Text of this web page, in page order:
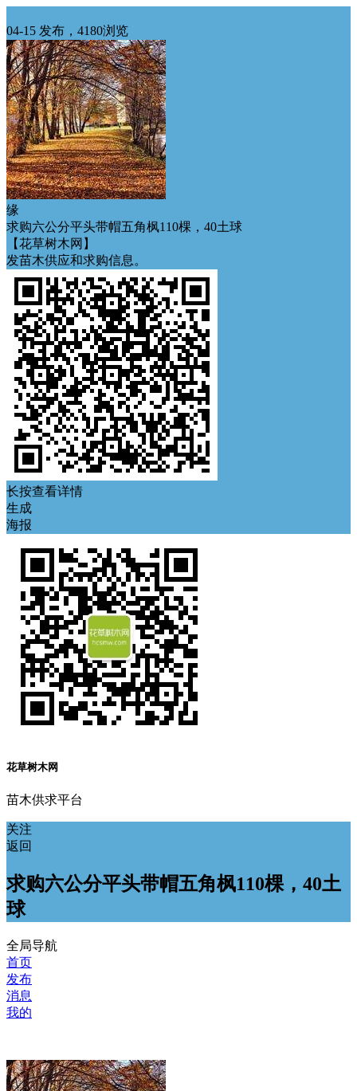
04-15 发布，4180浏览
缘
求购六公分平头带帽五角枫110棵，40土球
【花草树木网】
发苗木供应和求购信息。
长按查看详情
生成
海报
花草树木网
苗木供求平台
关注
返回
求购六公分平头带帽五角枫110棵，40土
球
全局导航
首页
发布
消息
我的